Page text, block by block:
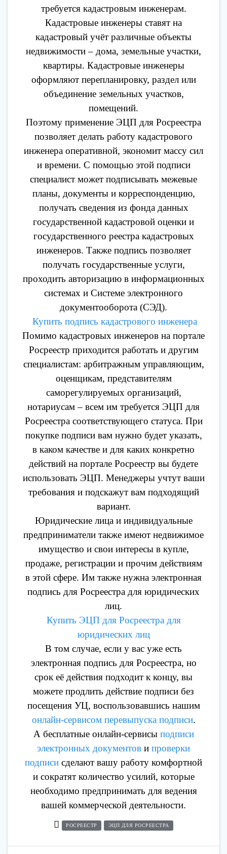
требуется кадастровым инженерам.
Кадастровые инженеры ставят на
кадастровый учёт различные объекты
недвижимости– дома, земельные участки,
квартиры. Кадастровые инженеры
оформляют перепланировку, раздел или
объединение земельных участков,
помещений.
Поэтому применение ЭЦП для Росреестра
позволяет делать работу кадастрового
инженера оперативной, экономит массу сил
и времени. С помощью этой подписи
специалист может подписывать межевые
планы, документы и корреспонденцию,
получать сведения из фонда данных
государственной кадастровой оценки и
государственного реестра кадастровых
инженеров. Также подпись позволяет
получать государственные услуги,
проходить авторизацию в информационных
системах и Системе электронного
документооборота (СЭД).
Купить подпись кадастрового инженера
Помимо кадастровых инженеров на портале
Росреестр приходится работать и другим
специалистам: арбитражным управляющим,
оценщикам, представителям
саморегулируемых организаций,
нотариусам – всем им требуется ЭЦП для
Росреестра соответствующего статуса. При
покупке подписи вам нужно будет указать,
в каком качестве и для каких конкретно
действий на портале Росреестр вы будете
использовать ЭЦП. Менеджеры учтут ваши
требования и подскажут вам подходящий
вариант.
Юридические лица и индивидуальные
предприниматели также имеют недвижимое
имущество и свои интересы в купле,
продаже, регистрации и прочим действиям
в этой сфере. Им также нужна электронная
подпись для Росреестра для юридических
лиц.
Купить ЭЦП для Росреестра для
юридических лиц
В том случае, если у вас уже есть
электронная подпись для Росреестра, но
срок её действия подходит к концу, вы
можете продлить действие подписи без
посещения УЦ, воспользовавшись нашим
онлайн-сервисом перевыпуска подписи.
А бесплатные онлайн-сервисы подписи
электронных документов и проверки
подписи сделают вашу работу комфортной
и сократят количество усилий, которые
необходимо предпринимать для ведения
вашей коммерческой деятельности.
РОСРЕЕСТР ЭЦП ДЛЯ РОСРЕЕСТРА